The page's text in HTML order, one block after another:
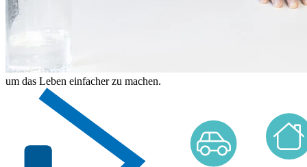
um das Leben einfacher zu machen.